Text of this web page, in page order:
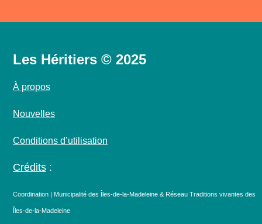
Les Héritiers © 2025
À propos
Nouvelles
Conditions d’utilisation
Crédits :
Coordination | Municipalité des Îles-de-la-Madeleine & Réseau Traditions vivantes des
Îles-de-la-Madeleine